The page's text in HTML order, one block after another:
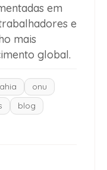
em
e
mais
global.
onu
blog